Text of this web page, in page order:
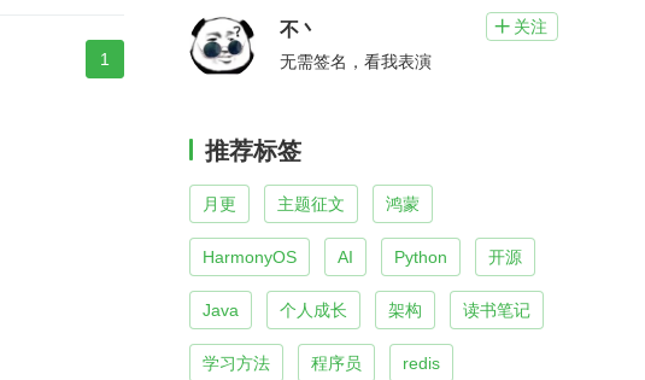
1
不丶  关注
无需签名，看我表演
推荐标签
月更 主题征文 鸿蒙
HarmonyOS AI Python 开源
Java 个人成长 架构 读书笔记
学习方法 程序员 redis